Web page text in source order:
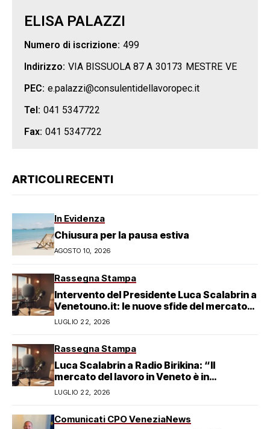
ELISA PALAZZI
Numero di iscrizione: 499
Indirizzo: VIA BISSUOLA 87 A 30173 MESTRE VE
PEC: e.palazzi@consulentidellavoropec.it
Tel: 041 5347722
Fax: 041 5347722
ARTICOLI RECENTI
In Evidenza
Chiusura per la pausa estiva
AGOSTO 10, 2026
Rassegna Stampa
Intervento del Presidente Luca Scalabrin a
Venetouno.it: le nuove sfide del mercato
del lavoro veneziano
LUGLIO 22, 2026
Rassegna Stampa
Luca Scalabrin a Radio Birikina: “Il
mercato del lavoro in Veneto è in
trasformazione”
LUGLIO 22, 2026
Comunicati CPO VeneziaNews